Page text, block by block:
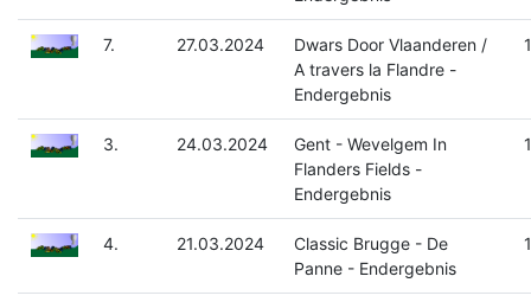
7. 27.03.2024
Dwars Door Vlaanderen /
A travers la Flandre -
Endergebnis
3. 24.03.2024
Gent - Wevelgem In
Flanders Fields -
Endergebnis
4. 21.03.2024
Classic Brugge - De
Panne - Endergebnis